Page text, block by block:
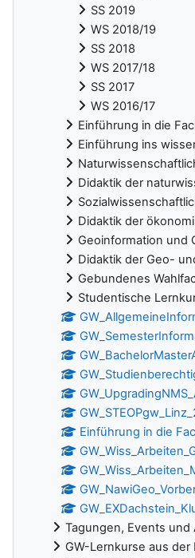
SS 2019
WS 2018/19
SS 2018
WS 2017/18
SS 2017
WS 2016/17
Einführung in die
Einführung ins
Didaktik der
Didaktik der
Geoinformation und
Didaktik der Geo-
Gebundenes
Studentische
Einführung in die
Tagungen, Events und
GW-Lernkurse aus der